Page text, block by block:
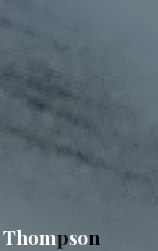
Thompson